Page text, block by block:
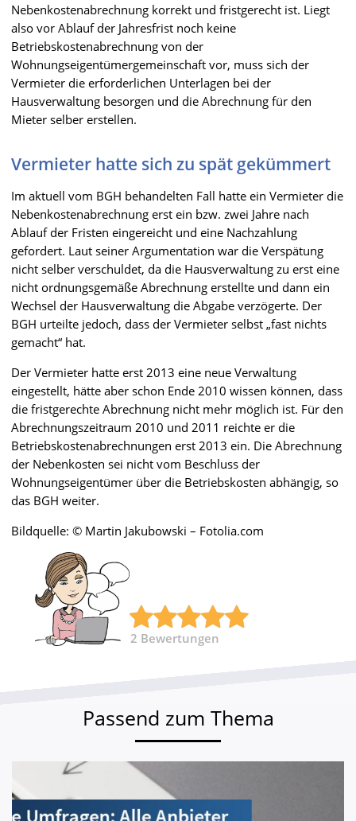
Nebenkostenabrechnung korrekt und fristgerecht ist. Liegt
also vor Ablauf der Jahresfrist noch keine
Betriebskostenabrechnung von der
Wohnungseigentümergemeinschaft vor, muss sich der
Vermieter die erforderlichen Unterlagen bei der
Hausverwaltung besorgen und die Abrechnung für den
Mieter selber erstellen.
Vermieter hatte sich zu spät gekümmert
Im aktuell vom BGH behandelten Fall hatte ein Vermieter die
Nebenkostenabrechnung erst ein bzw. zwei Jahre nach
Ablauf der Fristen eingereicht und eine Nachzahlung
gefordert. Laut seiner Argumentation war die Verspätung
nicht selber verschuldet, da die Hausverwaltung zu erst eine
nicht ordnungsgemäße Abrechnung erstellte und dann ein
Wechsel der Hausverwaltung die Abgabe verzögerte. Der
BGH urteilte jedoch, dass der Vermieter selbst „fast nichts
gemacht“ hat.
Der Vermieter hatte erst 2013 eine neue Verwaltung
eingestellt, hätte aber schon Ende 2010 wissen können, dass
die fristgerechte Abrechnung nicht mehr möglich ist. Für den
Abrechnungszeitraum 2010 und 2011 reichte er die
Betriebskostenabrechnungen erst 2013 ein. Die Abrechnung
der Nebenkosten sei nicht vom Beschluss der
Wohnungseigentümer über die Betriebskosten abhängig, so
das BGH weiter.
Bildquelle: © Martin Jakubowski – Fotolia.com
2 Bewertungen
Passend zum Thema